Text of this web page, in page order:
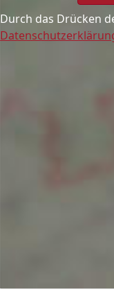
Durch das Drücken